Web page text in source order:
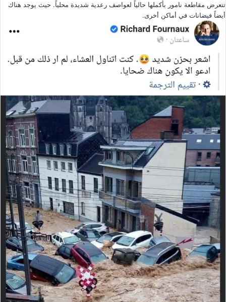
تتعرض مقاطعة نامور بأكملها حالياً لعواصف رعدية شديدة محلياً. حيث يوجد هناك
أيضاً فيضانات في أماكن أخرى.